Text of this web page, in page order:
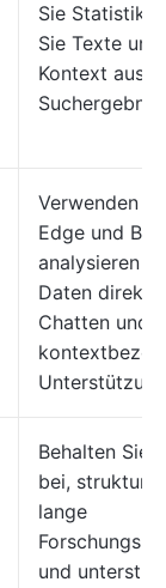
Sie
Sie Texte
Kontext aus
Verwenden
Edge und
analysieren
Daten direkt
Chatten und
Behalten Sie
bei,
lange
und